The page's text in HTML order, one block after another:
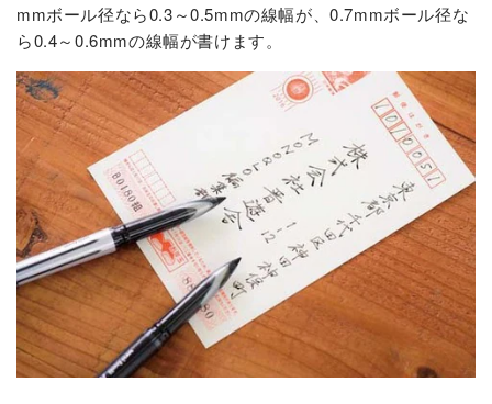
mmボール径なら0.3～0.5mmの線幅が、0.7mmボール径な
ら0.4～0.6mmの線幅が書けます。